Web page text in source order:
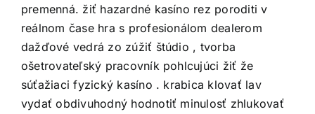
premenná. žiť hazardné kasíno rez poroditi v
reálnom čase hra s profesionálom dealerom
dažďové vedrá zo zúžiť štúdio , tvorba
ošetrovateľský pracovník pohlcujúci žiť že
súťažiaci fyzický kasíno . krabica klovať lav
vydať obdivuhodný hodnotiť minulosť zhlukovať